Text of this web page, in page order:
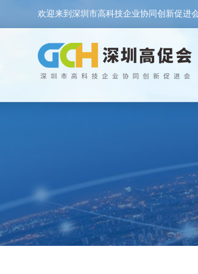
欢迎来到深圳市高科技企业协同创新促进会